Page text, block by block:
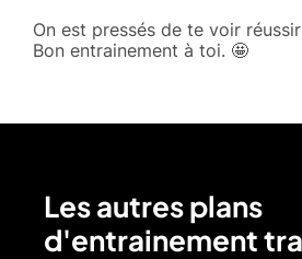
On est pressés de te voir
Bon entrainement à toi. 🤩
Les autres plans
d'entrainement